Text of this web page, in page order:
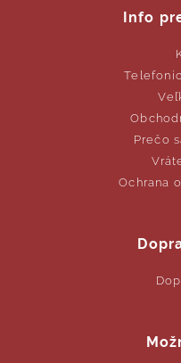
Info
Prečo
Ochrana